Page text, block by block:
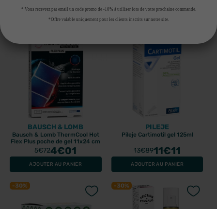
AJOUTER AU PANIER RUPTURE DE STOCK
BAUSCH & LOMB
Bausch & Lomb ThermCool Hot
Flex Plus poche de gel 11x24 cm
5€724€01
AJOUTER AU PANIER
PILEJE
Pileje Cartimotil gel 125ml
13€8911€11
AJOUTER AU PANIER
-30% -30%
* Vous recevrez par email un code promo de -10% à utiliser lors de votre prochaine commande.
*Offre valable uniquement pour les clients inscrits sur notre site.